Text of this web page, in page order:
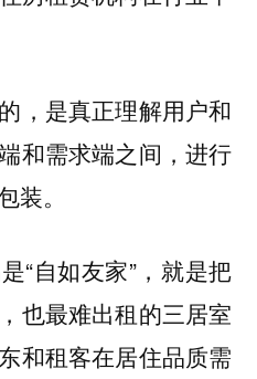
，是真正理解用户和
和需求端之间，进行
装。
“自如友家”，就是把
也最难出租的三居室
和租客在居住品质需